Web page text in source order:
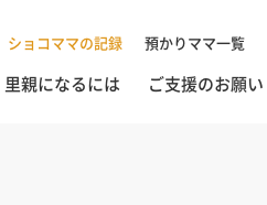
ショコママの記録 預かりママ一覧
里親になるには ご支援のお願い